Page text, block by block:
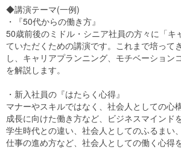
◆講演テーマ(一例)
・『50代からの働き方』
50歳前後のミドル・シニア社員の方々に「キ
ていただくための講演です。これまで培って
し、キャリアプランニング、モチベーション
を解説します。
・新入社員の『はたらく心得』
マナーやスキルではなく、社会人としての心構
成長に向けた働き方など、ビジネスマインド
学生時代との違い、社会人としてのふるまい、
仕事の進め方など、社会人としての働く心得